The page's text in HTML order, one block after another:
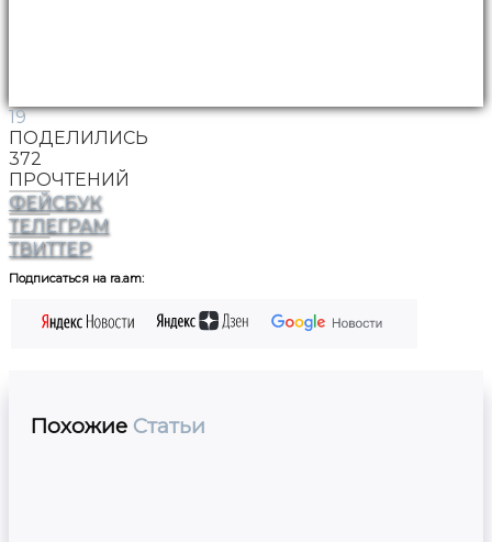
19
ПОДЕЛИЛИСЬ
372
ПРОЧТЕНИЙ
ФЕЙСБУК
ТЕЛЕГРАМ
ТВИТТЕР
Подписаться на ra.am:
Похожие Статьи